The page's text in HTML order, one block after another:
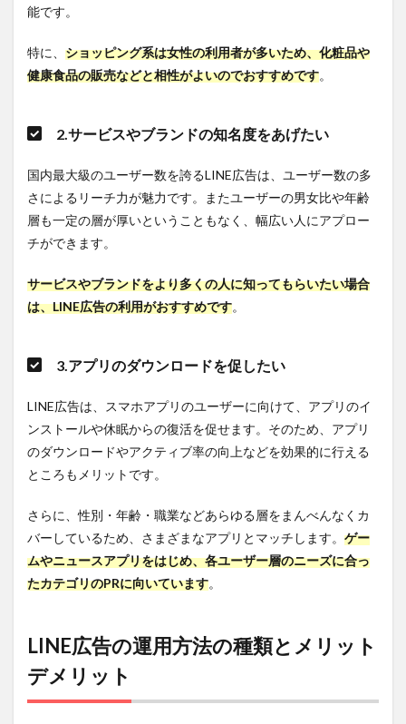
用す
3.4
4.類似
る
5.広告
グル
ープ
分化
をつ
エイ
配信
面を
しっ
かり
把握
3.7
7.複数
のク
リエ
イテ
ォー
マッ
トを
試す
能です。
特に、 ショッピング系は女性の利用者が多いため、化粧品や
健康食品の販売などと相性がよいのでおすすめです。
2.サービスやブランドの知名度をあげたい
国内最大級のユーザー数を誇るLINE広告は、ユーザー数の多
さによるリーチ力が魅力です。またユーザーの男女比や年齢
層も一定の層が厚いということもなく、幅広い人にアプロー
チができます。
サービスやブランドをより多くの人に知ってもらいたい場合
は、LINE広告の利用がおすすめです。
3.アプリのダウンロードを促したい
LINE広告は、スマホアプリのユーザーに向けて、アプリのイ
ンストールや休眠からの復活を促せます。そのため、アプリ
のダウンロードやアクティブ率の向上などを効果的に行える
ところもメリットです。
さらに、性別・年齢・職業などあらゆる層をまんべんなくカ
バーしているため、さまざまなアプリとマッチします。 ゲー
ムやニュースアプリをはじめ、各ユーザー層のニーズに合っ
たカテゴリのPRに向いています。
LINE広告の運用方法の種類とメリット
デメリット